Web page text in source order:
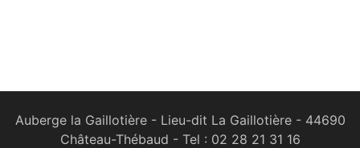
Auberge la Gaillotière - Lieu-dit La Gaillotière - 44690
Château-Thébaud - Tel : 02 28 21 31 16